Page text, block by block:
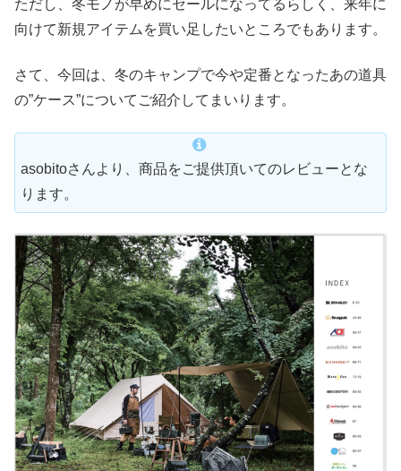
ただし、冬モノが早めにセールになってるらしく、来年に
向けて新規アイテムを買い足したいところでもあります。
さて、今回は、冬のキャンプで今や定番となったあの道具
の”ケース”についてご紹介してまいります。
asobitoさんより、商品をご提供頂いてのレビューとな
ります。